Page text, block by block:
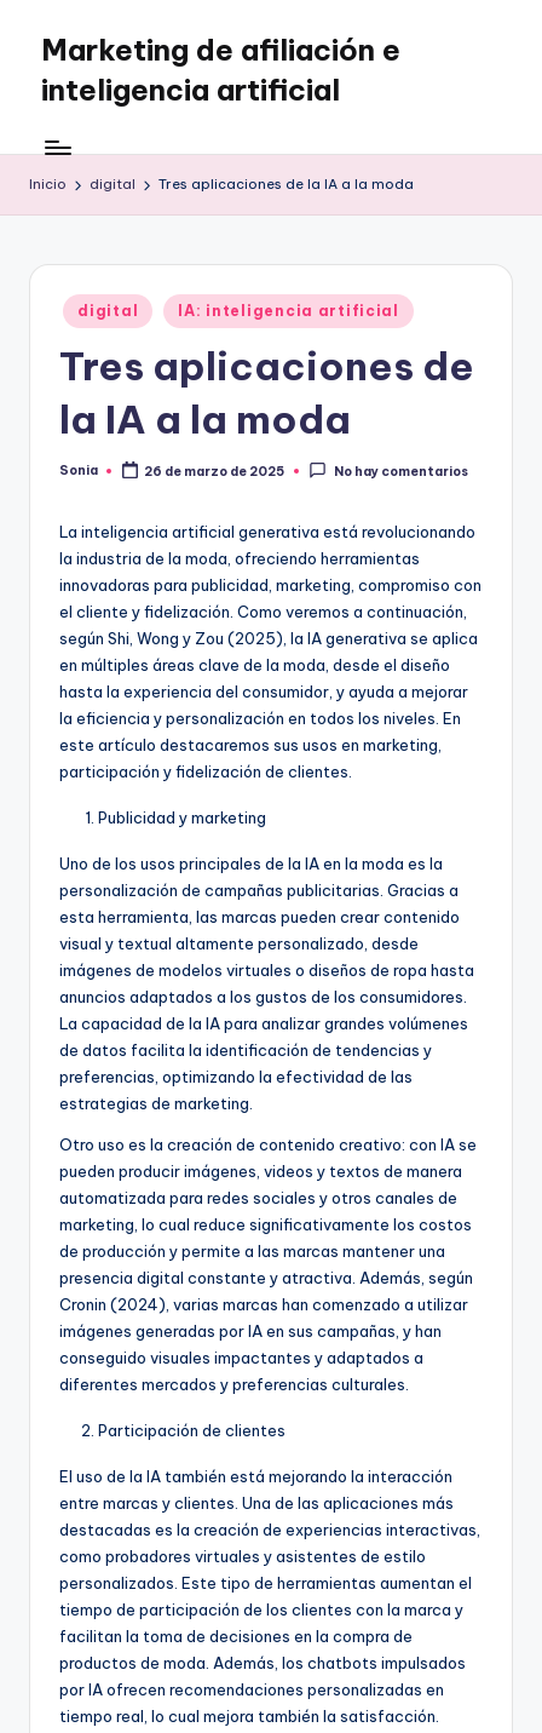
Saltar
contenido
Marketing de afiliación e
inteligencia artificial
Inicio digital Tres aplicaciones de la IA a la moda
Publicado
en
digital IA: inteligencia artificial
Tres aplicaciones de
la IA a la moda
Publicado
Sonia 26 de marzo de 2025 No hay comentarios
La inteligencia artificial generativa está revolucionando
la industria de la moda, ofreciendo herramientas
innovadoras para publicidad, marketing, compromiso con
el cliente y fidelización. Como veremos a continuación,
según Shi, Wong y Zou (2025), la IA generativa se aplica
en múltiples áreas clave de la moda, desde el diseño
hasta la experiencia del consumidor, y ayuda a mejorar
la eficiencia y personalización en todos los niveles. En
este artículo destacaremos sus usos en marketing,
participación y fidelización de clientes.
Publicidad y marketing
Uno de los usos principales de la IA en la moda es la
personalización de campañas publicitarias. Gracias a
esta herramienta, las marcas pueden crear contenido
visual y textual altamente personalizado, desde
imágenes de modelos virtuales o diseños de ropa hasta
anuncios adaptados a los gustos de los consumidores.
La capacidad de la IA para analizar grandes volúmenes
de datos facilita la identificación de tendencias y
preferencias, optimizando la efectividad de las
estrategias de marketing.
Otro uso es la creación de contenido creativo: con IA se
pueden producir imágenes, videos y textos de manera
automatizada para redes sociales y otros canales de
marketing, lo cual reduce significativamente los costos
de producción y permite a las marcas mantener una
presencia digital constante y atractiva. Además, según
Cronin (2024), varias marcas han comenzado a utilizar
imágenes generadas por IA en sus campañas, y han
conseguido visuales impactantes y adaptados a
diferentes mercados y preferencias culturales.
Participación de clientes
El uso de la IA también está mejorando la interacción
entre marcas y clientes. Una de las aplicaciones más
destacadas es la creación de experiencias interactivas,
como probadores virtuales y asistentes de estilo
personalizados. Este tipo de herramientas aumentan el
tiempo de participación de los clientes con la marca y
facilitan la toma de decisiones en la compra de
productos de moda. Además, los chatbots impulsados
por IA ofrecen recomendaciones personalizadas en
tiempo real, lo cual mejora también la satisfacción.